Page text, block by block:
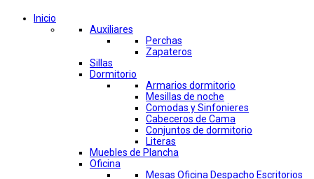
Inicio
Auxiliares
Perchas
Zapateros
Sillas
Dormitorio
Armarios dormitorio
Mesillas de noche
Comodas y Sinfonieres
Cabeceros de Cama
Conjuntos de dormitorio
Literas
Muebles de Plancha
Oficina
Mesas Oficina Despacho Escritorios